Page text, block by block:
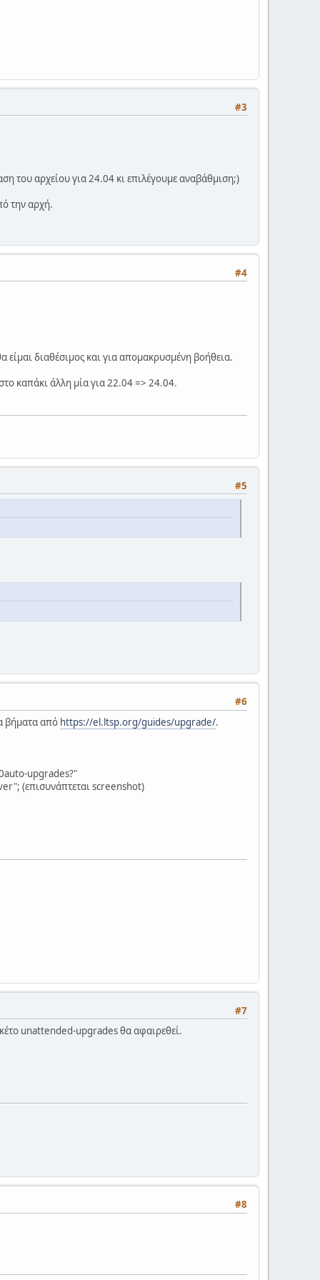
#3
του αρχείου για 24.04 κι επιλέγουμε αναβάθμιση;)
την αρχή.
#4
είμαι διαθέσιμος και για απομακρυσμένη βοήθεια.
καπάκι άλλη μία για 22.04 => 24.04.
#5
#6
βήματα από https://el.ltsp.org/guides/upgrade/.
upgrades?"
(επισυνάπτεται screenshot)
#7
unattended-upgrades θα αφαιρεθεί.
#8